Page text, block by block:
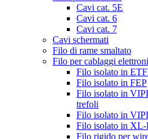
Cavi cat. 5E
Cavi cat. 6
Cavi cat. 7
Cavi schermati
Filo di rame smaltato
Filo per cablaggi
Filo isolato in
Filo isolato in FEP
Filo isolato in
trefoli
Filo isolato in
Filo isolato in XL-
Filo rigido per